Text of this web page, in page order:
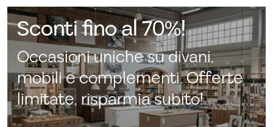
Sconti fino al 70%!
Occasioni uniche su divani,
mobili e complementi. Offerte
limitate, risparmia subito!